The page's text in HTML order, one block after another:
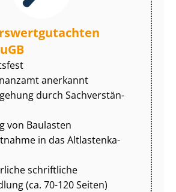
anerkannt
durch Sach­ver­stän­
von Baulasten
in das Alt­las­ten­ka­
schriftliche
(ca. 70-120 Seiten)